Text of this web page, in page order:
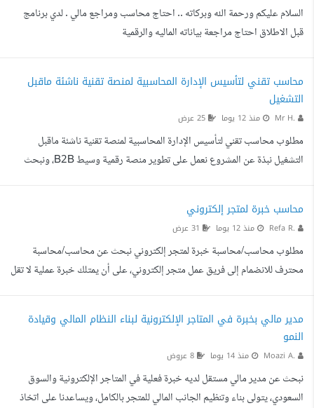
السلام عليكم ورحمة الله وبركاته .. احتاج محاسب ومراجع مالي . لدي برنامج
قبل الاطلاق احتاج مراجعة بياناته الماليه والرقمية
محاسب تقني لتأسيس الإدارة المحاسبية لمنصة تقنية ناشئة ماقبل
التشغيل
Mr H. منذ 12 يوما
مطلوب محاسب تقني لتأسيس الإدارة المحاسبية لمنصة تقنية ناشئة ماقبل
التشغيل نبذة عن المشروع نعمل على تطوير منصة رقمية وسيط B2B، ونبحث
التأسيس. المطلوب شخص قادر على تصميم النظام المحاسبي وربطه بالتشغيل،
ووضع الأسس المحاسبية التي تضمن دقة البيانات وسهولة التوسع مستقبلا. نطاق
العمل أولا: تأسيس الإدارة المحاسبية إعداد د...
محاسب خبرة لمتجر إلكتروني
Refa R. منذ 12 يوما
مطلوب محاسب/محاسبة خبرة لمتجر إلكتروني نبحث عن محاسب/محاسبة
محترف للانضمام إلى فريق عمل متجر إلكتروني، على أن يمتلك خبرة عملية لا تقل
اليومية والتسويات البنكية. إعداد التقارير المالية الشهرية والسنوية. إدارة
حسابات العملاء والموردين. متابعة الذمم المدينة والدائنة. احتساب ضريبة القيمة
المضافة وإعداد ال...
مدير مالي بخبرة في المتاجر الإلكترونية لبناء النظام المالي وقيادة
النمو
Moazi A. منذ 14 يوما
نبحث عن مدير مالي مستقل لديه خبرة فعلية في المتاجر الإلكترونية والسوق
السعودي، يتولى بناء وتنظيم الجانب المالي للمتجر بالكامل، ويساعدنا على اتخاذ